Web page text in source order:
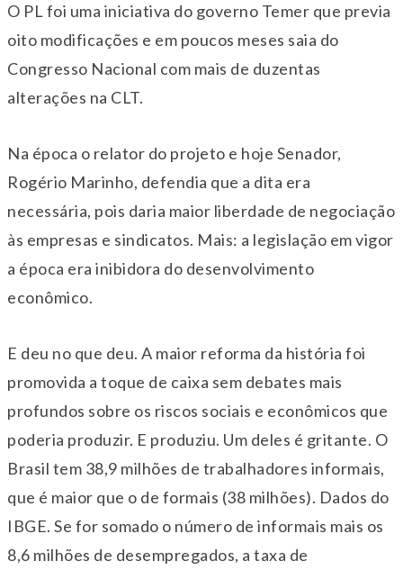
O PL foi uma iniciativa do governo Temer que previa
oito modificações e em poucos meses saia do
Congresso Nacional com mais de duzentas
alterações na CLT.
Na época o relator do projeto e hoje Senador,
Rogério Marinho, defendia que a dita era
necessária, pois daria maior liberdade de negociação
às empresas e sindicatos. Mais: a legislação em vigor
a época era inibidora do desenvolvimento
econômico.
E deu no que deu. A maior reforma da história foi
promovida a toque de caixa sem debates mais
profundos sobre os riscos sociais e econômicos que
poderia produzir. E produziu. Um deles é gritante. O
Brasil tem 38,9 milhões de trabalhadores informais,
que é maior que o de formais (38 milhões). Dados do
IBGE. Se for somado o número de informais mais os
8,6 milhões de desempregados, a taxa de